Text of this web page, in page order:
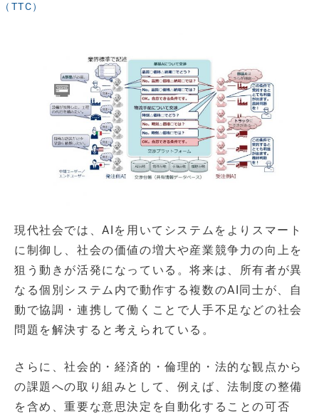
（TTC）
現代社会では、AIを用いてシステムをよりスマート
に制御し、社会の価値の増大や産業競争力の向上を
狙う動きが活発になっている。将来は、所有者が異
なる個別システム内で動作する複数のAI同士が、自
動で協調・連携して働くことで人手不足などの社会
問題を解決すると考えられている。
さらに、社会的・経済的・倫理的・法的な観点から
の課題への取り組みとして、例えば、法制度の整備
を含め、重要な意思決定を自動化することの可否